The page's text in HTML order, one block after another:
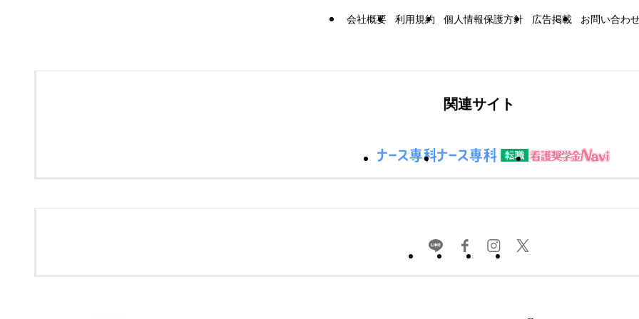
会社概要 利用規約 個人情報保護方針 広告掲載 お問い合わ
関連サイト